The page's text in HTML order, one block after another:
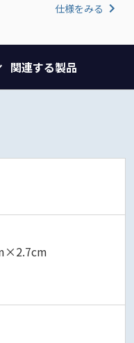
仕様をみる
関連する製品